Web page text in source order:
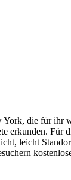
die für ihr
erkunden.
leicht